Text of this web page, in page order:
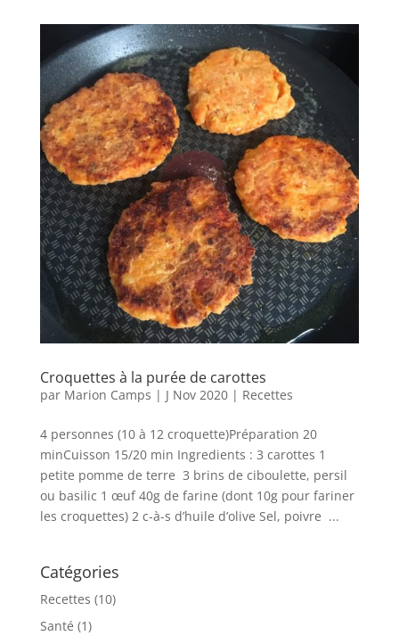
Croquettes à la purée de carottes
par Marion Camps | J Nov 2020| Recettes
4 personnes (10 à 12 croquette)Préparation 20
minCuisson 15/20 min Ingredients : 3 carottes 1
petite pomme de terre 3 brins de ciboulette, persil
ou basilic 1 œuf 40g de farine (dont 10g pour fariner
les croquettes) 2 c-à-s d’huile d’olive Sel, poivre ...
Catégories
Recettes (10)
Santé (1)